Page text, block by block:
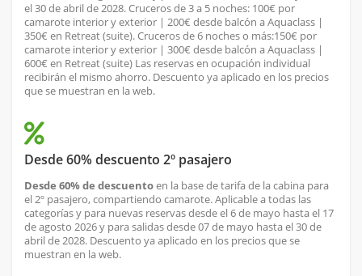
el 30 de abril de 2028. Cruceros de 3 a 5 noches: 100€ por
camarote interior y exterior | 200€ desde balcón a Aquaclass |
350€ en Retreat (suite). Cruceros de 6 noches o más:150€ por
camarote interior y exterior | 300€ desde balcón a Aquaclass |
600€ en Retreat (suite) Las reservas en ocupación individual
recibirán el mismo ahorro. Descuento ya aplicado en los precios
que se muestran en la web.
Desde 60% descuento 2º pasajero
Desde 60% de descuentoen la base de tarifa de la cabina para
el 2º pasajero, compartiendo camarote. Aplicable a todas las
categorías y para nuevas reservas desde el 6 de mayo hasta el 17
de agosto 2026 y para salidas desde 07 de mayo hasta el 30 de
abril de 2028. Descuento ya aplicado en los precios que se
muestran en la web.